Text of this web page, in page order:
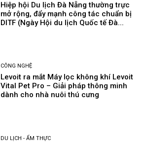
Hiệp hội Du lịch Đà Nẵng thường trực
mở rộng, đẩy mạnh công tác chuẩn bị
DITF (Ngày Hội du lịch Quốc tế Đà...
CÔNG NGHỆ
Levoit ra mắt Máy lọc không khí Levoit
Vital Pet Pro – Giải pháp thông minh
dành cho nhà nuôi thú cưng
DU LỊCH - ẨM THỰC